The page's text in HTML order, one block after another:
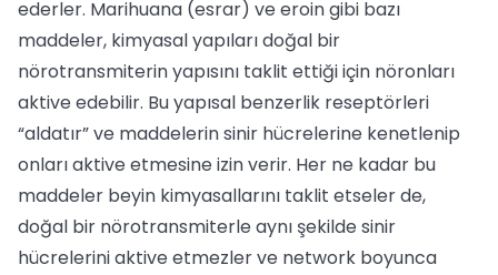
ederler. Marihuana (esrar) ve eroin gibi bazı
maddeler, kimyasal yapıları doğal bir
nörotransmiterin yapısını taklit ettiği için nöronları
aktive edebilir. Bu yapısal benzerlik reseptörleri
“aldatır” ve maddelerin sinir hücrelerine kenetlenip
onları aktive etmesine izin verir. Her ne kadar bu
maddeler beyin kimyasallarını taklit etseler de,
doğal bir nörotransmiterle aynı şekilde sinir
hücrelerini aktive etmezler ve network boyunca